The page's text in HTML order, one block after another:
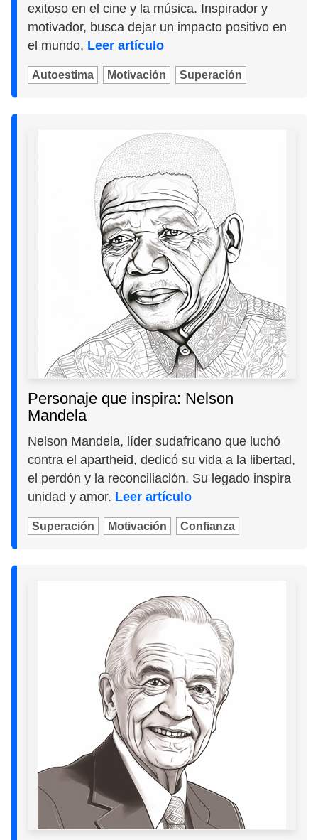
exitoso en el cine y la música. Inspirador y
motivador, busca dejar un impacto positivo en
el mundo. Leer artículo
Autoestima Motivación Superación
Personaje que inspira: Nelson
Mandela
Nelson Mandela, líder sudafricano que luchó
contra el apartheid, dedicó su vida a la libertad,
el perdón y la reconciliación. Su legado inspira
unidad y amor. Leer artículo
Superación Motivación Confianza